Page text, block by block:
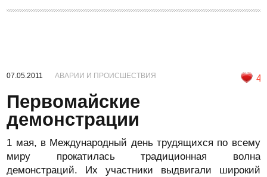
07.05.2011 АВАРИИ И ПРОИСШЕСТВИЯ 4
Первомайские
демонстрации
1 мая, в Международный день трудящихся по всему
миру прокатилась традиционная волна
демонстраций. Их участники выдвигали широкий